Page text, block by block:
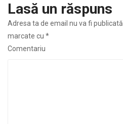
Lasă un răspuns
Adresa ta de email nu va fi publicată.
marcate cu *
Comentariu